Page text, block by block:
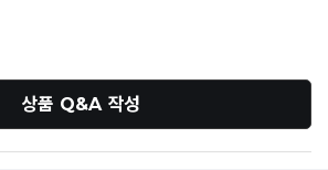
상품 Q&A 작성